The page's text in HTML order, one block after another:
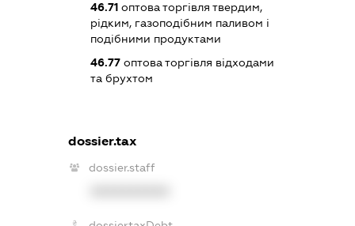
46.71 оптова торгівля твердим,
рідким, газоподібним паливом і
подібними продуктами
46.77 оптова торгівля відходами
та брухтом
dossier.tax
dossier.staff